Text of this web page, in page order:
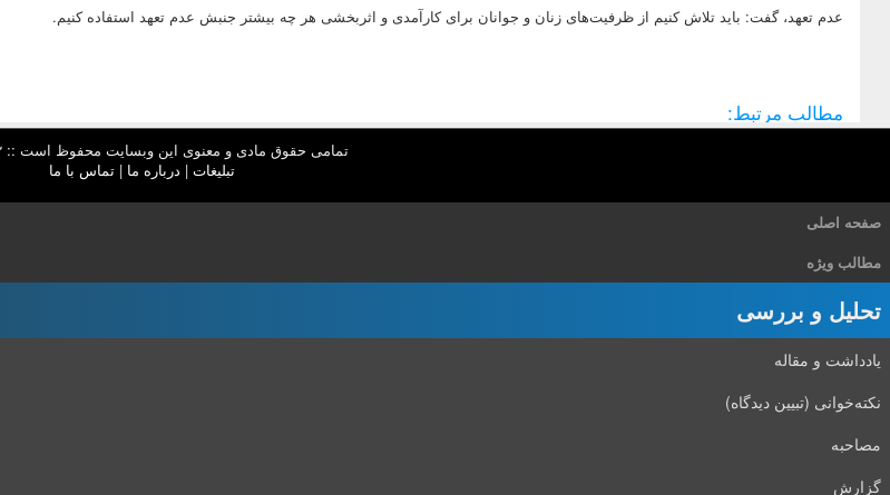
عدم تعهد، گفت: باید تلاش کنیم از ظرفیت‌های زنان و جوانان برای کارآمدی و اثربخشی هر چه بیشتر جنبش عدم تعهد استفاده کنیم.
مطالب مرتبط:
تمامی حقوق مادی و معنوی این وبسایت محفوظ است :: ۱۴۰۳-۱۳۸۴
تبلیغات | درباره ما |تماس با ما
صفحه اصلی
مطالب ویژه
تحلیل و بررسی
یادداشت و مقاله
نکته‌خوانی (تبیین دیدگاه)
مصاحبه
گزارش